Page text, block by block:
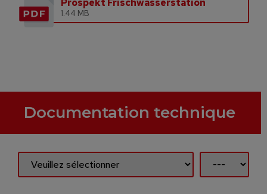
Prospekt Frischwasserstation
1.44 MB
Documentation technique